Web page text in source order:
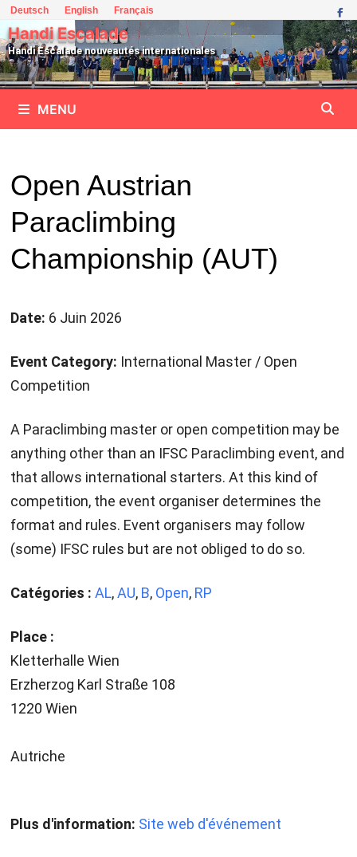
Passer
au
contenu
Deutsch English Français
Handi Escalade
Handi Escalade nouveautés internationales
MENU
Open Austrian
Paraclimbing
Championship (AUT)
Date: 6 Juin 2026
Event Category: International Master / Open
Competition
A Paraclimbing master or open competition may be
anything other than an IFSC Paraclimbing event, and
that allows international starters. At this kind of
competition, the event organiser determines the
format and rules. Event organisers may follow
(some) IFSC rules but are not obliged to do so.
Catégories : AL,AU, B, Open, RP
Place :
Kletterhalle Wien
Erzherzog Karl Straße 108
1220 Wien
Autriche
Plus d'information: Site web d'événement